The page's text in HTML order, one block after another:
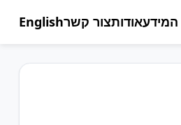
אודותצור קשרEnglish